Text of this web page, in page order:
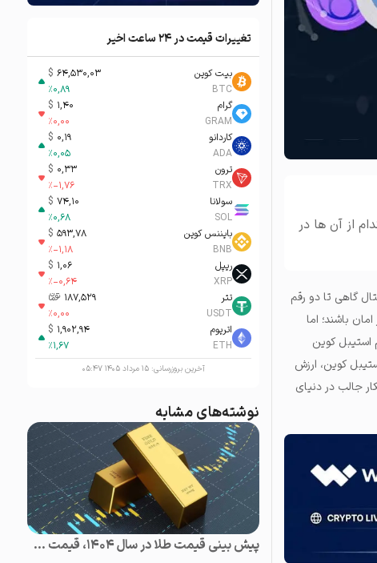
از آن ها در
گاهی تا دو رقم
باشند؛ اما
استیبل کوین
کوین‌، ارزش
جالب در دنیای
تغییرات قیمت در ۲۴ ساعت اخیر
بیت کوین
BTC
64,530,03
$
%0,89
گرام
GRAM
1,40
$
%0,00
کاردانو
ADA
0,19
$
%0,05
ترون
TRX
0,33
$
%-1,76
سولانا
SOL
74,10
$
%0,68
بایننس کوین
BNB
593,78
$
%-1,18
ریپل
XRP
1,06
$
%-0,64
تتر
USDT
187,529 تومان-ء
%0,00
اتریوم
ETH
1,902,94
$
%1,67
آخرین بروزرسانی:۱۵ مرداد ۱۴۰۵ ۰۵:۴۷
نوشته‌های مشابه
پیش بینی قیمت طلا در سال 1404، قیمت طلا روبه افزایش است یا کاهش؟